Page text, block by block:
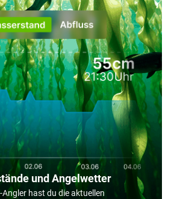
und Angelwetter
Angler hast du die aktuellen